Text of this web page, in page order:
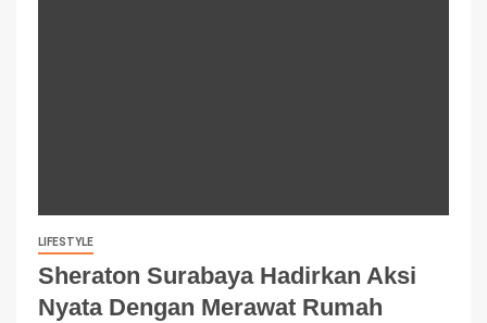
LIFESTYLE
Sheraton Surabaya Hadirkan Aksi
Nyata Dengan Merawat Rumah